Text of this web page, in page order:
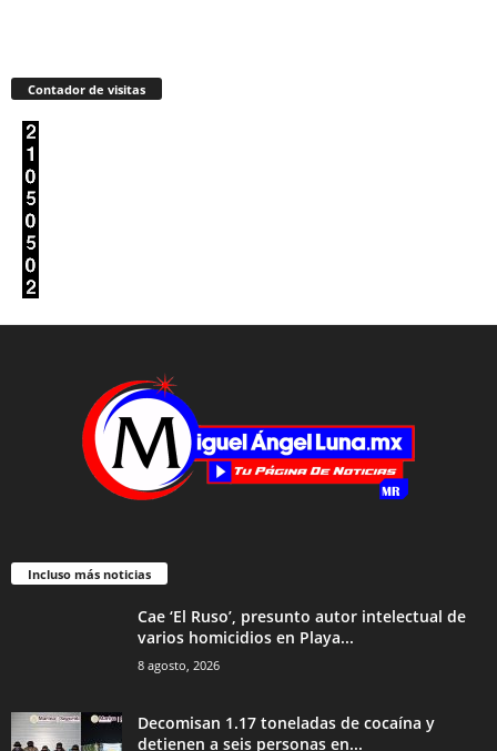
Contador de visitas
Incluso más noticias
Cae ‘El Ruso’, presunto autor intelectual de
varios homicidios en Playa...
8 agosto, 2026
Decomisan 1.17 toneladas de cocaína y
detienen a seis personas en...